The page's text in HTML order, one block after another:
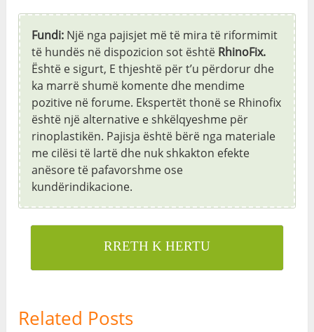
Fundi: Një nga pajisjet më të mira të riformimit
të hundës në dispozicion sot është RhinoFix.
Është e sigurt, E thjeshtë për t’u përdorur dhe
ka marrë shumë komente dhe mendime
pozitive në forume. Ekspertët thonë se Rhinofix
është një alternative e shkëlqyeshme për
rinoplastikën. Pajisja është bërë nga materiale
me cilësi të lartë dhe nuk shkakton efekte
anësore të pafavorshme ose
kundërindikacione.
RRETH K HERTU
Related Posts